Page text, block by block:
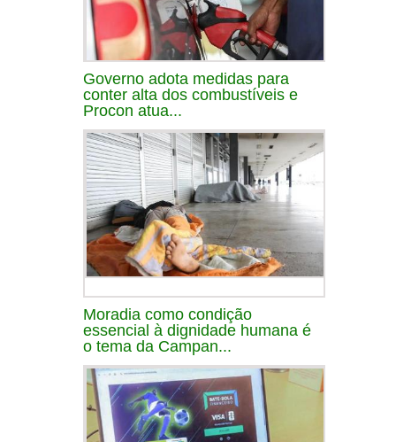
Governo adota medidas para
conter alta dos combustíveis e
Procon atua...
Moradia como condição
essencial à dignidade humana é
o tema da Campan...